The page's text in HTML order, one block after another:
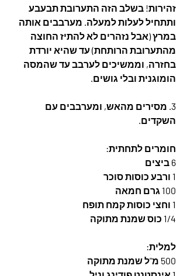
זהירות! בשלב הזה התערובת תבעבע
ותתחיל לעלות למעלה. מערבבים אותה
במרץ (אבל נזהרים לא להתיז החוצה
מהתערובת הרותחת) עד שהיא יורדת
בחזרה, וממשיכים לערבב עד שהמסה
הומוגנית ובלי גושים.
3. מסירים מהאש, ומערבבים עם
השקדים.
חומרים לתחתית:
6 ביצים
1 ורבע כוסות סוכר
100 גרם חמאה
1 וחצי כוסות קמח תופח
1/4 כוס שמנת מתוקה
למלית:
500 מ"ל שמנת מתוקה